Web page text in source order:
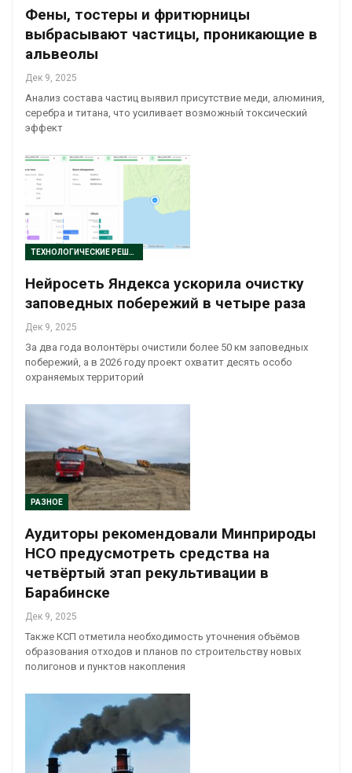
Фены, тостеры и фритюрницы
выбрасывают частицы, проникающие в
альвеолы
Дек 9, 2025
Анализ состава частиц выявил присутствие меди, алюминия,
серебра и титана, что усиливает возможный токсический
эффект
ТЕХНОЛОГИЧЕСКИЕ РЕШЕНИЯ
Нейросеть Яндекса ускорила очистку
заповедных побережий в четыре раза
Дек 9, 2025
За два года волонтёры очистили более 50 км заповедных
побережий, а в 2026 году проект охватит десять особо
охраняемых территорий
РАЗНОЕ
Аудиторы рекомендовали Минприроды
НСО предусмотреть средства на
четвёртый этап рекультивации в
Барабинске
Дек 9, 2025
Также КСП отметила необходимость уточнения объёмов
образования отходов и планов по строительству новых
полигонов и пунктов накопления